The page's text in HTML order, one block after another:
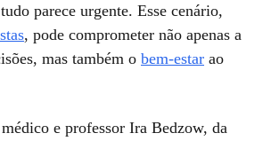
parece urgente. Esse cenário,
, pode comprometer não apenas a
mas também o bem-estar ao
e professor Ira Bedzow, da